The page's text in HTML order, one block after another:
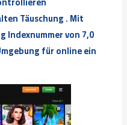
Täuschung . Mit
Indexnummer von 7,0
für online ein